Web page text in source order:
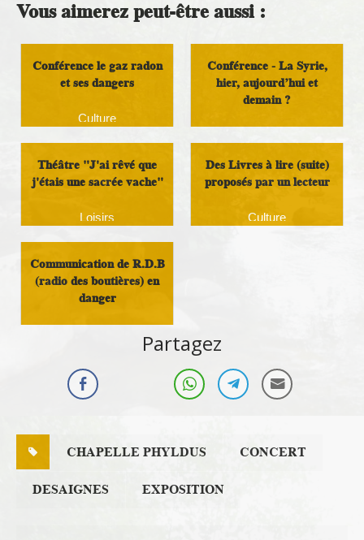
Vous aimerez peut-être aussi :
Conférence le gaz radon
et ses dangers
Culture
Conférence - La Syrie,
hier, aujourd’hui et
demain ?
Théâtre "J'ai rêvé que
j'étais une sacrée vache"
Loisirs
Des Livres à lire (suite)
proposés par un lecteur
Culture
Communication de R.D.B
(radio des boutières) en
danger
Partagez
CHAPELLE PHYLDUS CONCERT
DESAIGNES EXPOSITION